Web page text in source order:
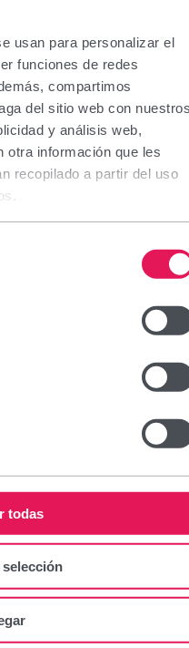
usan para personalizar el
funciones de redes
compartimos
del sitio web con
y análisis web,
otra información que les
recopilado a partir del uso
todas